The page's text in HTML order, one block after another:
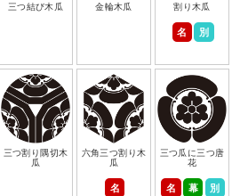
三つ結び木瓜 金輪木瓜 割り木瓜
名 別
三つ割り隅切木
瓜
六角三つ割り木
瓜
名
三つ瓜に三つ唐
花
名 幕 別